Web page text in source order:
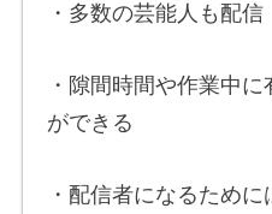
・多数の芸能人も配信
・隙間時間や作業中
ができる
・配信者になるため